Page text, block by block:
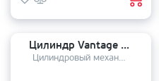
Цилиндр Vantage ключ-завертка VC60-5AB (25*10*25) (англ.кл 5кл)
Цилиндровый механизм